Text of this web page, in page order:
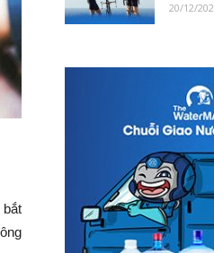
bắt
20/12/